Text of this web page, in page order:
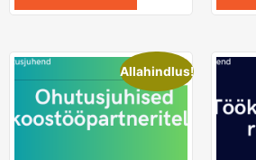
Allahindlus!